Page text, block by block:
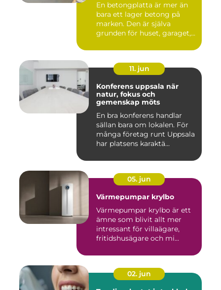
En betongplatta är mer än
bara ett lager betong på
marken. Den är själva
grunden för huset, garaget,...
11. jun
Konferens uppsala när
natur, fokus och
gemenskap möts
En bra konferens handlar
sällan bara om lokalen. För
många företag runt Uppsala
har platsens karaktä...
05. jun
Värmepumpar krylbo
Värmepumpar krylbo är ett
ämne som blivit allt mer
intressant för villaägare,
fritidshusägare och mi...
02. jun